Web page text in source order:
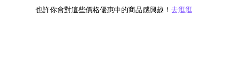
也許你會對這些價格優惠中的商品感興趣！ 去逛逛